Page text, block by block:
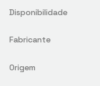
Disponibilidade
Fabricante
Origem